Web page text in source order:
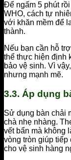
Để ngấm 5 phút
WHO, cách tự
với khăn mềm để
thành.
Nếu bạn cần hỗ
thể thực hiện định
bảo vệ sinh. Vì
nhưng mạnh mẽ.
3.3. Áp dụng
Sử dụng bàn chải
chà nhẹ nhàng.
vết bẩn mà không
vòng tròn giúp tiếp
cho vệ sinh hàng